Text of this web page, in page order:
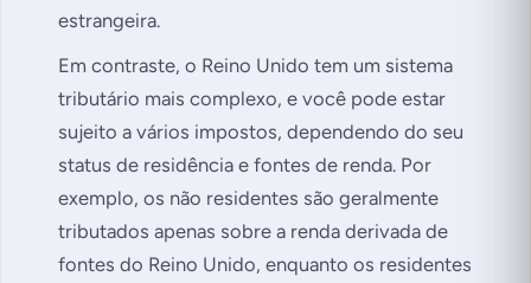
estrangeira.
Em contraste, o Reino Unido tem um sistema
tributário mais complexo, e você pode estar
sujeito a vários impostos, dependendo do seu
status de residência e fontes de renda. Por
exemplo, os não residentes são geralmente
tributados apenas sobre a renda derivada de
fontes do Reino Unido, enquanto os residentes